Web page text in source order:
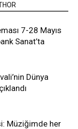
7-28 Mayıs
Sanat’ta
Dünya
Müziğimde her